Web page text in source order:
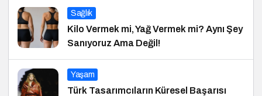
Sağlık
Kilo Vermek mi, Yağ Vermek mi? Aynı Şey
Sanıyoruz Ama Değil!
Yaşam
Türk Tasarımcıların Küresel Başarısı